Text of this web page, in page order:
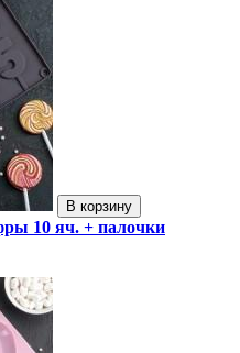
В корзину
10 яч. + палочки